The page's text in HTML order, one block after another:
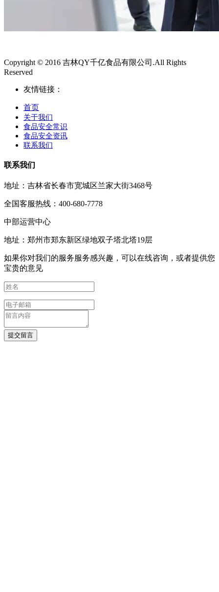
Copyright © 2016 吉林QY千亿食品有限公司.All Rights
Reserved
友情链接：
首页
关于我们
食品安全常识
食品安全资讯
联系我们
联系我们
地址：吉林省长春市宽城区兰家大街3468号
全国客服热线：400-680-7778
中部运营中心
地址：郑州市郑东新区绿地双子塔北塔19层
如果你对我们的服务服务感兴趣，可以在线咨询，或者提供您
宝贵的意见
提交留言